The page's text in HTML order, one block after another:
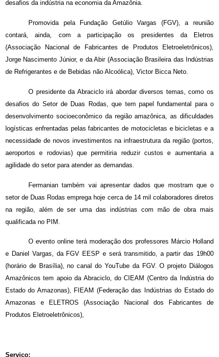
desafios da indústria na economia da Amazônia.
Promovida pela Fundação Getúlio Vargas (FGV), a reunião
contará, ainda, com a participação os presidentes da Eletros
(Associação Nacional de Fabricantes de Produtos Eletroeletrônicos),
Jorge Nascimento Júnior, e da Abir (Associação Brasileira das Indústrias
de Refrigerantes e de Bebidas não Alcoólica), Victor Bicca Neto.
O presidente da Abraciclo irá abordar diversos temas, como os
desafios do Setor de Duas Rodas, que tem papel fundamental para o
desenvolvimento socioeconômico da região amazônica, as dificuldades
logísticas enfrentadas pelas fabricantes de motocicletas e bicicletas e a
necessidade de novos investimentos na infraestrutura da região (portos,
aeroportos e rodovias) que permitiria reduzir custos e aumentaria a
agilidade do setor para atender as demandas.
Fermanian também vai apresentar dados que mostram que o
setor de Duas Rodas emprega hoje cerca de 14 mil colaboradores diretos
na região, além de ser uma das indústrias com mão de obra mais
qualificada no PIM.
O evento online terá moderação dos professores Márcio Holland
e Daniel Vargas, da FGV EESP e será transmitido, a partir das 19h00
(horário de Brasília), no canal do YouTube da FGV. O projeto Diálogos
Amazônicos tem apoio da Abraciclo, do CIEAM (Centro da Indústria do
Estado do Amazonas), FIEAM (Federação das Indústrias do Estado do
Amazonas e ELETROS (Associação Nacional dos Fabricantes de
Produtos Eletroeletrônicos),
Serviço: